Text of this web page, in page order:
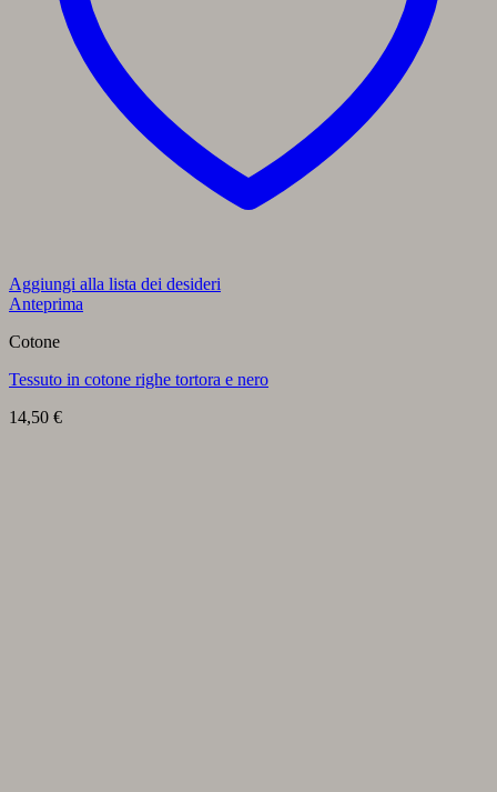
Aggiungi alla lista dei desideri
Anteprima
Cotone
Tessuto in cotone righe tortora e nero
14,50 €